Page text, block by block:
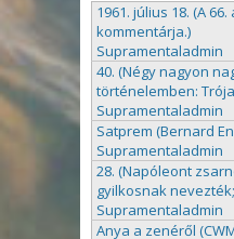
1961. július 18. (A
kommentárja.)
Supramentaladmin
40. (Négy nagyon
történelemben:
Supramentaladmin
Satprem (Bernard
Supramentaladmin
28. (Napóleont
gyilkosnak
Supramentaladmin
Anya a zenéről